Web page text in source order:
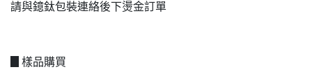
請與鐿鈦包裝連絡後下燙金訂單
▊樣品購買